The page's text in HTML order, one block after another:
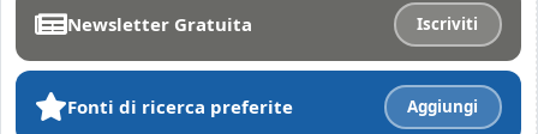
Newsletter Gratuita Iscriviti
Fonti di ricerca preferite Aggiungi